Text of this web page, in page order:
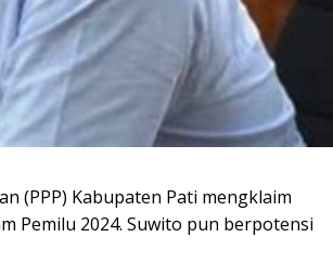
(PPP) Kabupaten Pati mengklaim
Pemilu 2024. Suwito pun berpotensi